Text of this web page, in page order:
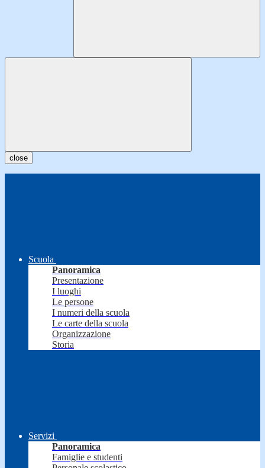
close
Scuola
Panoramica
Presentazione
I luoghi
Le persone
I numeri della scuola
Le carte della scuola
Organizzazione
Storia
Servizi
Panoramica
Famiglie e studenti